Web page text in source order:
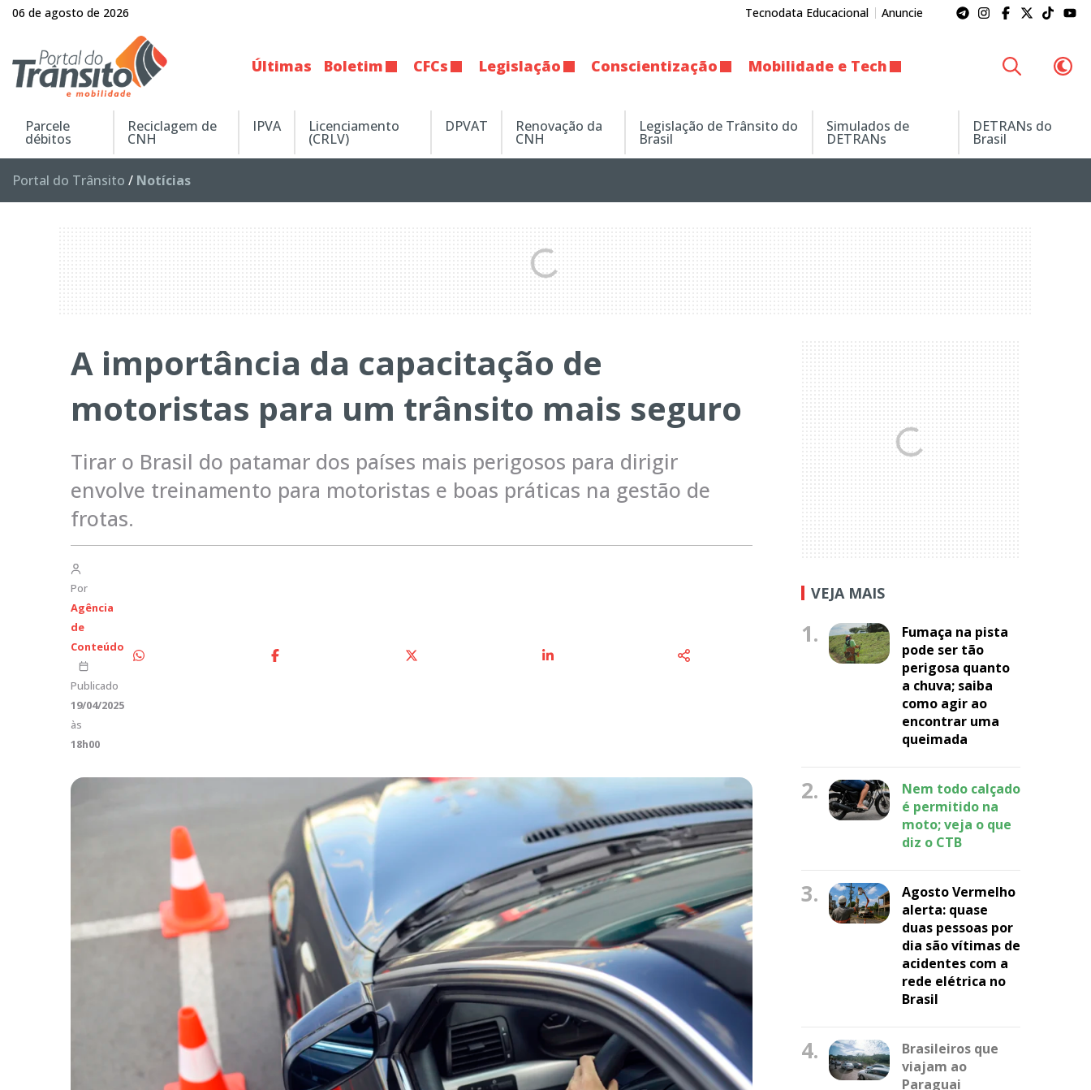
06 de agosto de 2026 Tecnodata Educacional Anuncie
Últimas Boletim CFCs Legislação Conscientização Mobilidade e Tech
Parcele
débitos
Reciclagem de
CNH
IPVA Licenciamento
(CRLV)
DPVAT Renovação da
CNH
Legislação de Trânsito do
Brasil
Simulados de
DETRANs
DETRANs do
Brasil
Portal do Trânsito / Notícias
A importância da capacitação de
motoristas para um trânsito mais seguro
Tirar o Brasil do patamar dos países mais perigosos para dirigir
envolve treinamento para motoristas e boas práticas na gestão de
frotas.
Por
Agência
de
Conteúdo
Publicado
19/04/2025
às
18h00
VEJA MAIS
1.
Fumaça na pista
pode ser tão
perigosa quanto
a chuva; saiba
como agir ao
encontrar uma
queimada
2.
Nem todo calçado
é permitido na
moto; veja o que
diz o CTB
3.
Agosto Vermelho
alerta: quase
duas pessoas por
dia são vítimas de
acidentes com a
rede elétrica no
Brasil
4.
Brasileiros que
viajam ao
Paraguai